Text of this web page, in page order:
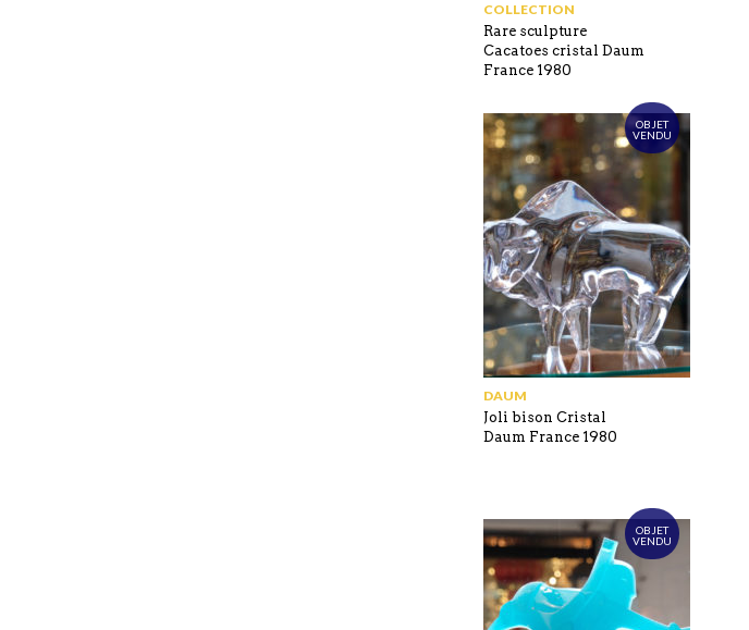
COLLECTION
Rare sculpture
Cacatoes cristal Daum
France 1980
OBJET
VENDU
DAUM
Joli bison Cristal
Daum France 1980
OBJET
VENDU